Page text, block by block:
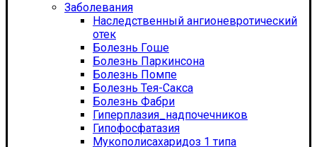
Заболевания
Наследственный ангионевротический
отек
Болезнь Гоше
Болезнь Паркинсона
Болезнь Помпе
Болезнь Тея-Сакса
Болезнь Фабри
Гиперплазия_надпочечников
Гипофосфатазия
Мукополисахаридоз 1 типа